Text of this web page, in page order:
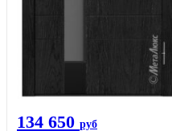
134 650 руб